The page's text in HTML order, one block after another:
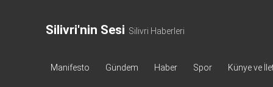
Silivri'nin Sesi Silivri Haberleri
Manifesto Gündem Haber Spor Künye ve